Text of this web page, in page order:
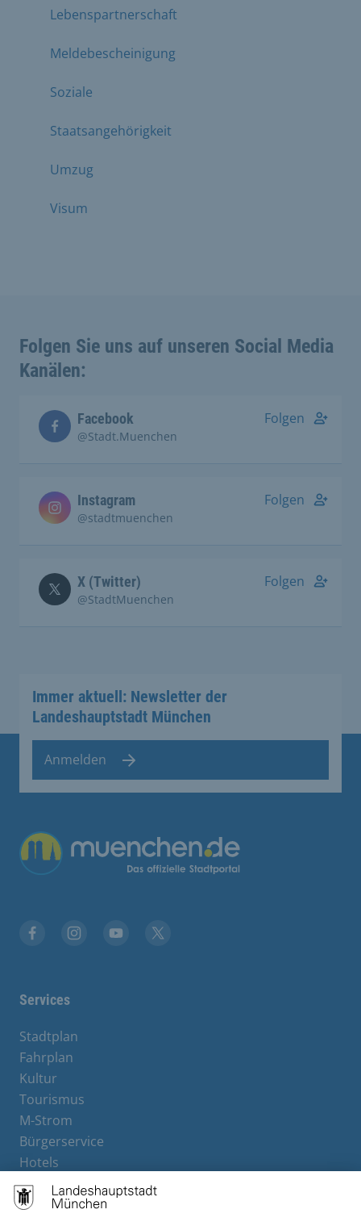
Lebenspartnerschaft
Meldebescheinigung
Soziale
Staatsangehörigkeit
Umzug
Visum
Folgen Sie uns auf unseren Social Media
Kanälen:
Facebook
@Stadt.Muenchen
Folgen
Instagram
@stadtmuenchen
Folgen
X (Twitter)
@StadtMuenchen
Folgen
Immer aktuell: Newsletter der
Landeshauptstadt München
Anmelden
Übergreifende Links
Services
Stadtplan
Fahrplan
Kultur
Tourismus
M-Strom
Bürgerservice
Hotels